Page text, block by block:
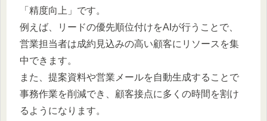
「精度向上」です。
例えば、リードの優先順位付けをAIが行うことで、
営業担当者は成約見込みの高い顧客にリソースを集
中できます。
また、提案資料や営業メールを自動生成することで
事務作業を削減でき、顧客接点に多くの時間を割け
るようになります。